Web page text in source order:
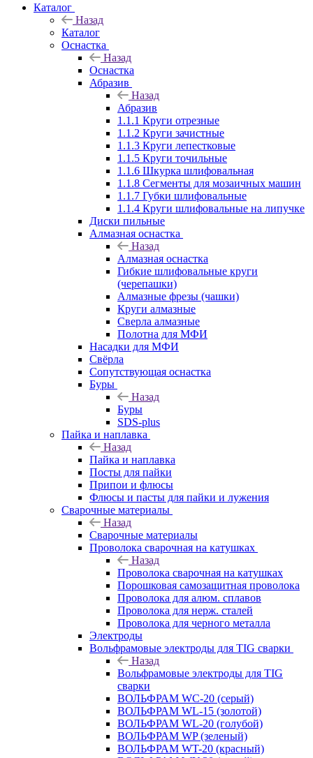
Каталог
Назад
Каталог
Оснастка
Назад
Оснастка
Абразив
Назад
Абразив
1.1.1 Круги отрезные
1.1.2 Круги зачистные
1.1.3 Круги лепестковые
1.1.5 Круги точильные
1.1.6 Шкурка шлифовальная
1.1.8 Сегменты для мозаичных машин
1.1.7 Губки шлифовальные
1.1.4 Круги шлифовальные на липучке
Диски пильные
Алмазная оснастка
Назад
Алмазная оснастка
Гибкие шлифовальные круги
(черепашки)
Алмазные фрезы (чашки)
Круги алмазные
Сверла алмазные
Полотна для МФИ
Насадки для МФИ
Свёрла
Сопутствующая оснастка
Буры
Назад
Буры
SDS-plus
Пайка и наплавка
Назад
Пайка и наплавка
Посты для пайки
Припои и флюсы
Флюсы и пасты для пайки и лужения
Сварочные материалы
Назад
Сварочные материалы
Проволока сварочная на катушках
Назад
Проволока сварочная на катушках
Порошковая самозащитная проволока
Проволока для алюм. сплавов
Проволока для нерж. сталей
Проволока для черного металла
Электроды
Вольфрамовые электроды для TIG сварки
Назад
Вольфрамовые электроды для TIG
сварки
ВОЛЬФРАМ WC-20 (серый)
ВОЛЬФРАМ WL-15 (золотой)
ВОЛЬФРАМ WL-20 (голубой)
ВОЛЬФРАМ WP (зеленый)
ВОЛЬФРАМ WT-20 (красный)